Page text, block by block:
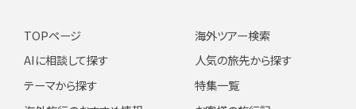
TOPページ
海外ツアー検索
AIに相談して探す
人気の旅先から探す
テーマから探す
特集一覧